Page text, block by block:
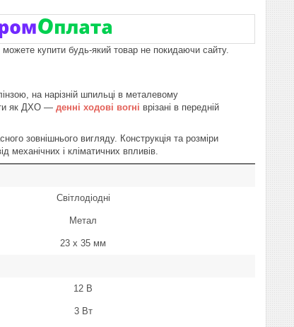
можете купити будь-який товар не покидаючи сайту.
на нарізній шпильці в металевому
як ДХО — денні ходові вогні врізані в передній
зовнішнього вигляду. Конструкція та розміри
механічних і кліматичних впливів.
Світлодіодні
Метал
23 х 35 мм
12 В
3 Вт